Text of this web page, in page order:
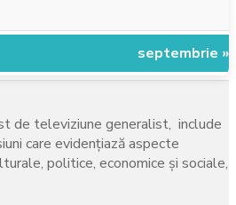
septembrie »
de televiziune generalist, include
care evidenţiază aspecte
politice, economice şi sociale,